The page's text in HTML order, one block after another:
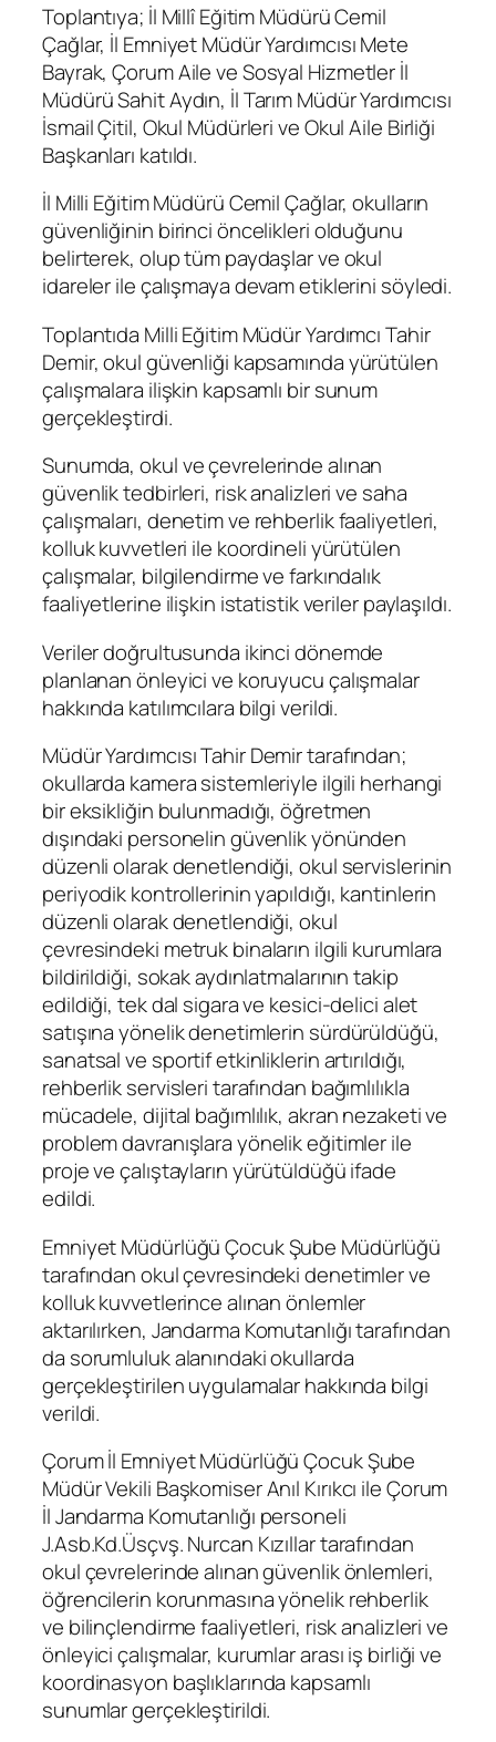
Toplantıya; İl Millî Eğitim Müdürü Cemil
Çağlar, İl Emniyet Müdür Yardımcısı Mete
Bayrak, Çorum Aile ve Sosyal Hizmetler İl
Müdürü Sahit Aydın, İl Tarım Müdür Yardımcısı
İsmail Çitil, Okul Müdürleri ve Okul Aile Birliği
Başkanları katıldı.
İl Milli Eğitim Müdürü Cemil Çağlar, okulların
güvenliğinin birinci öncelikleri olduğunu
belirterek, olup tüm paydaşlar ve okul
idareler ile çalışmaya devam etiklerini söyledi.
Toplantıda Milli Eğitim Müdür Yardımcı Tahir
Demir, okul güvenliği kapsamında yürütülen
çalışmalara ilişkin kapsamlı bir sunum
gerçekleştirdi.
Sunumda, okul ve çevrelerinde alınan
güvenlik tedbirleri, risk analizleri ve saha
çalışmaları, denetim ve rehberlik faaliyetleri,
kolluk kuvvetleri ile koordineli yürütülen
çalışmalar, bilgilendirme ve farkındalık
faaliyetlerine ilişkin istatistik veriler paylaşıldı.
Veriler doğrultusunda ikinci dönemde
planlanan önleyici ve koruyucu çalışmalar
hakkında katılımcılara bilgi verildi.
Müdür Yardımcısı Tahir Demir tarafından;
okullarda kamera sistemleriyle ilgili herhangi
bir eksikliğin bulunmadığı, öğretmen
dışındaki personelin güvenlik yönünden
düzenli olarak denetlendiği, okul servislerinin
periyodik kontrollerinin yapıldığı, kantinlerin
düzenli olarak denetlendiği, okul
çevresindeki metruk binaların ilgili kurumlara
bildirildiği, sokak aydınlatmalarının takip
edildiği, tek dal sigara ve kesici-delici alet
satışına yönelik denetimlerin sürdürüldüğü,
sanatsal ve sportif etkinliklerin artırıldığı,
rehberlik servisleri tarafından bağımlılıkla
mücadele, dijital bağımlılık, akran nezaketi ve
problem davranışlara yönelik eğitimler ile
proje ve çalıştayların yürütüldüğü ifade
edildi.
Emniyet Müdürlüğü Çocuk Şube Müdürlüğü
tarafından okul çevresindeki denetimler ve
kolluk kuvvetlerince alınan önlemler
aktarılırken, Jandarma Komutanlığı tarafından
da sorumluluk alanındaki okullarda
gerçekleştirilen uygulamalar hakkında bilgi
verildi.
Çorum İl Emniyet Müdürlüğü Çocuk Şube
Müdür Vekili Başkomiser Anıl Kırıkcı ile Çorum
İl Jandarma Komutanlığı personeli
J.Asb.Kd.Üsçvş. Nurcan Kızıllar tarafından
okul çevrelerinde alınan güvenlik önlemleri,
öğrencilerin korunmasına yönelik rehberlik
ve bilinçlendirme faaliyetleri, risk analizleri ve
önleyici çalışmalar, kurumlar arası iş birliği ve
koordinasyon başlıklarında kapsamlı
sunumlar gerçekleştirildi.